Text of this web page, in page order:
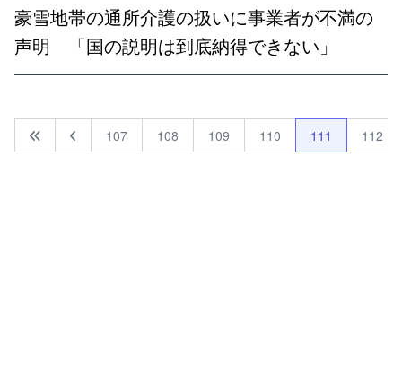
豪雪地帯の通所介護の扱いに事業者が不満の
声明 「国の説明は到底納得できない」
107 108 109 110 111 112